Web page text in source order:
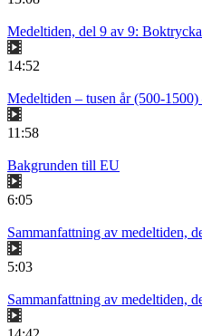
Medeltiden, del 9 av 9:
14:52
Medeltiden – tusen år (500-
11:58
Bakgrunden till EU
6:05
Sammanfattning av medeltiden,
5:03
Sammanfattning av medeltiden,